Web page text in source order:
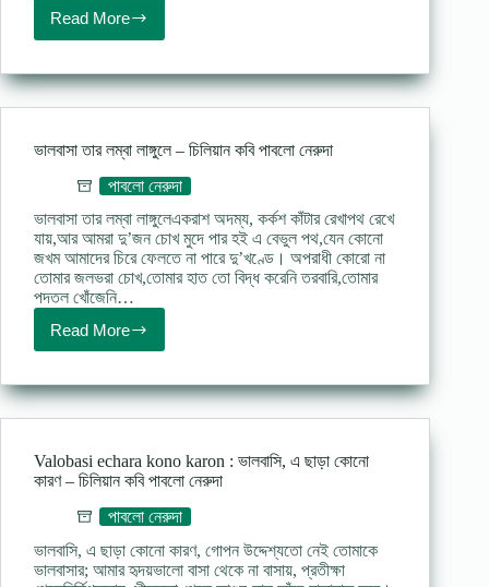
Read More
Hiseb
kobita
Nasrin
নাসরিন
ভালবাসা তার লম্বা লাঙ্গুলে – চিলিয়ান কবি পাবলো নেরুদা
পাবলো নেরুদা
ভালবাসা তার লম্বা লাঙ্গুলেএকরাশ অদম্য, কর্কশ কাঁটার রেখাপথ রেখে
যায়,আর আমরা দু’জন চোখ মুদে পার হই এ বেভুল পথ,যেন কোনো
জখম আমাদের চিরে ফেলতে না পারে দু’খণ্ডে। অপরাধী কোরো না
তোমার জলভরা চোখ,তোমার হাত তো বিদ্ধ করেনি তরবারি,তোমার
পদতল খোঁজেনি…
Read More
ভালবাসা
তার
লাঙ্গুলে
–
কবি
পাবলো
Valobasi echara kono karon : ভালবাসি, এ ছাড়া কোনো
কারণ – চিলিয়ান কবি পাবলো নেরুদা
পাবলো নেরুদা
ভালবাসি, এ ছাড়া কোনো কারণ, গোপন উদ্দেশ্যতো নেই তোমাকে
ভালবাসার; আমার হৃদয়ভালো বাসা থেকে না বাসায়, প্রতীক্ষা